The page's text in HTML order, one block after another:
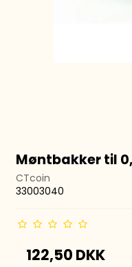
Møntbakker til
CTcoin
33003040
122,50 DKK